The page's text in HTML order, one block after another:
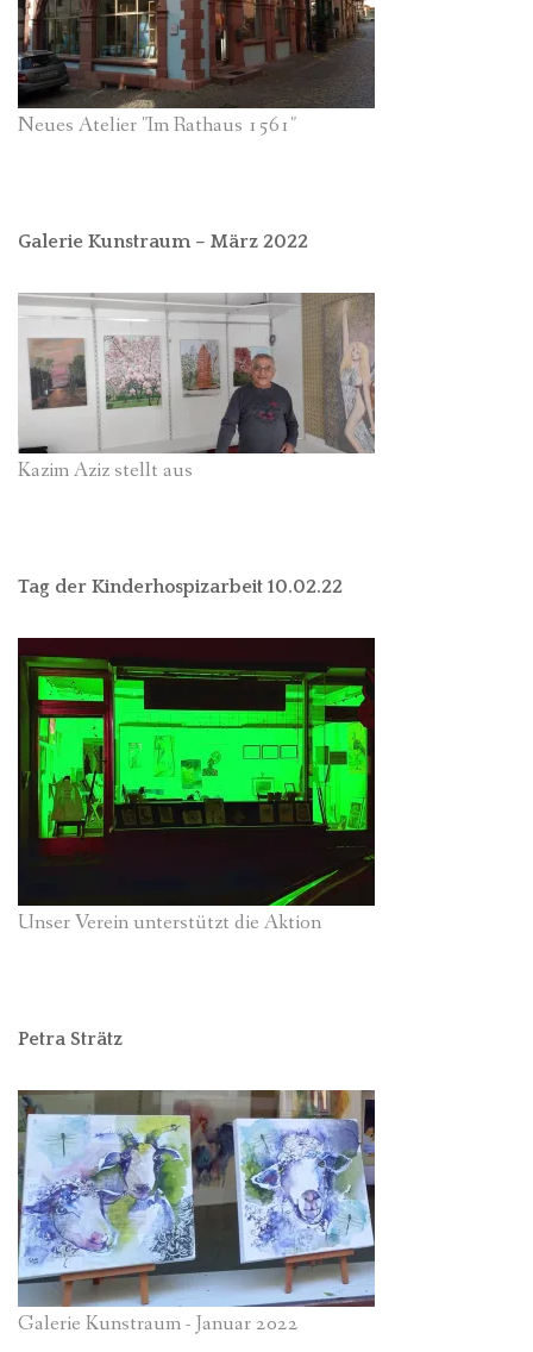
Neues Atelier "Im Rathaus 1561"
Galerie Kunstraum – März 2022
Kazim Aziz stellt aus
Tag der Kinderhospizarbeit 10.02.22
Unser Verein unterstützt die Aktion
Petra Strätz
Galerie Kunstraum - Januar 2022